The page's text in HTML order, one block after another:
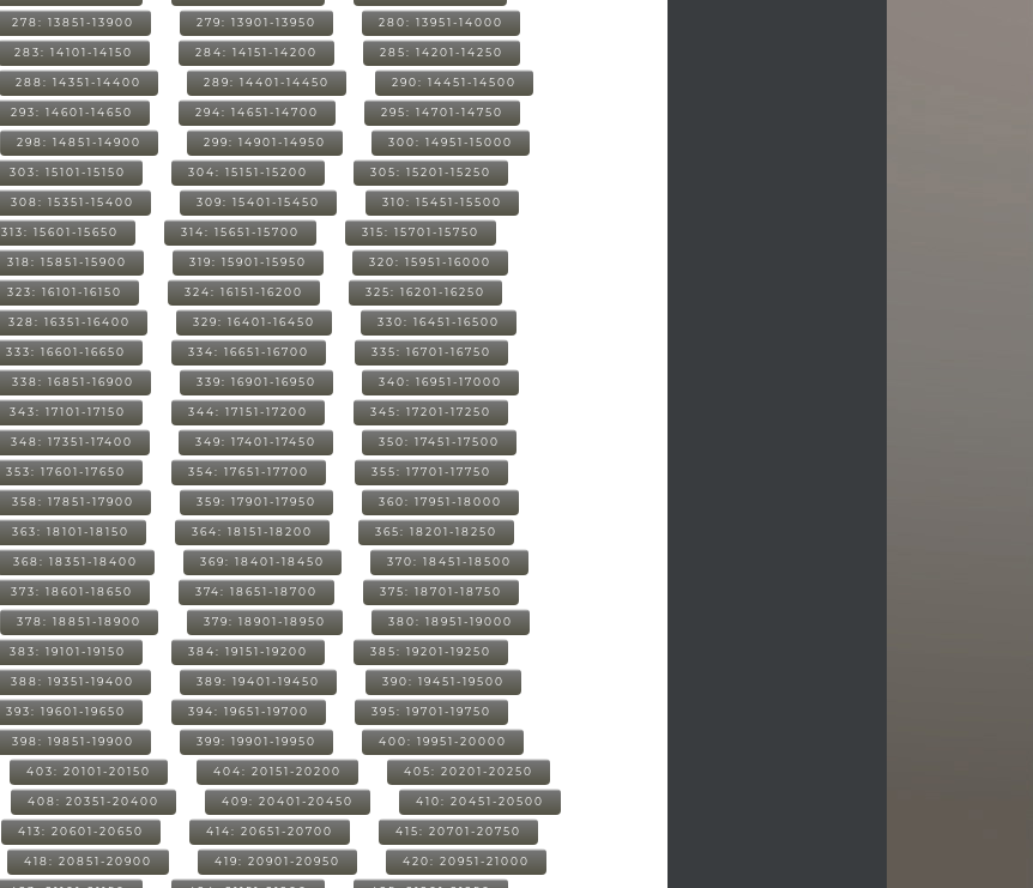
278: 13851-13900 279: 13901-13950 280: 13951-14000
283: 14101-14150 284: 14151-14200 285: 14201-14250
288: 14351-14400 289: 14401-14450 290: 14451-14500
293: 14601-14650 294: 14651-14700 295: 14701-14750
298: 14851-14900 299: 14901-14950 300: 14951-15000
303: 15101-15150 304: 15151-15200 305: 15201-15250
308: 15351-15400 309: 15401-15450 310: 15451-15500
313: 15601-15650 314: 15651-15700 315: 15701-15750
318: 15851-15900 319: 15901-15950 320: 15951-16000
323: 16101-16150 324: 16151-16200 325: 16201-16250
328: 16351-16400 329: 16401-16450 330: 16451-16500
333: 16601-16650 334: 16651-16700 335: 16701-16750
338: 16851-16900 339: 16901-16950 340: 16951-17000
343: 17101-17150 344: 17151-17200 345: 17201-17250
348: 17351-17400 349: 17401-17450 350: 17451-17500
353: 17601-17650 354: 17651-17700 355: 17701-17750
358: 17851-17900 359: 17901-17950 360: 17951-18000
363: 18101-18150 364: 18151-18200 365: 18201-18250
368: 18351-18400 369: 18401-18450 370: 18451-18500
373: 18601-18650 374: 18651-18700 375: 18701-18750
378: 18851-18900 379: 18901-18950 380: 18951-19000
383: 19101-19150 384: 19151-19200 385: 19201-19250
388: 19351-19400 389: 19401-19450 390: 19451-19500
393: 19601-19650 394: 19651-19700 395: 19701-19750
398: 19851-19900 399: 19901-19950 400: 19951-20000
403: 20101-20150 404: 20151-20200 405: 20201-20250
408: 20351-20400 409: 20401-20450 410: 20451-20500
413: 20601-20650 414: 20651-20700 415: 20701-20750
418: 20851-20900 419: 20901-20950 420: 20951-21000